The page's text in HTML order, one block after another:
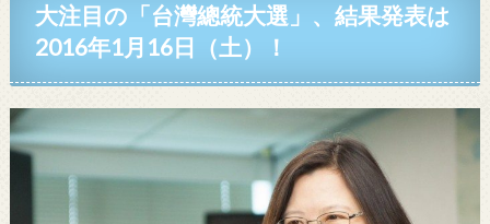
大注目の「台灣總統大選」、結果発表は
2016年1月16日（土）！